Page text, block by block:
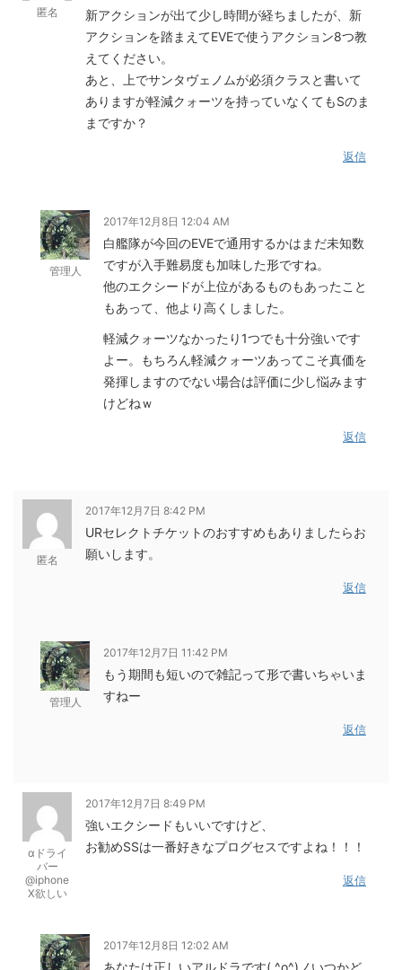
匿名
新アクションが出て少し時間が経ちましたが、新
アクションを踏まえてEVEで使うアクション8つ教
えてください。
あと、上でサンタヴェノムが必須クラスと書いて
ありますが軽減クォーツを持っていなくてもSのま
まですか？
返信
管理人
2017年12月8日 12:04 AM
白艦隊が今回のEVEで通用するかはまだ未知数
ですが入手難易度も加味した形ですね。
他のエクシードが上位があるものもあったこと
もあって、他より高くしました。
軽減クォーツなかったり1つでも十分強いです
よー。もちろん軽減クォーツあってこそ真価を
発揮しますのでない場合は評価に少し悩みます
けどねｗ
返信
匿名
2017年12月7日 8:42 PM
URセレクトチケットのおすすめもありましたらお
願いします。
返信
管理人
2017年12月7日 11:42 PM
もう期間も短いので雑記って形で書いちゃいま
すねー
返信
αドライ
バー
@iphone
X欲しい
2017年12月7日 8:49 PM
強いエクシードもいいですけど、
お勧めSSは一番好きなプログセスですよね！！！
返信
2017年12月8日 12:02 AM
あなたは正しいアルドラです( ^o^)ノいつかど